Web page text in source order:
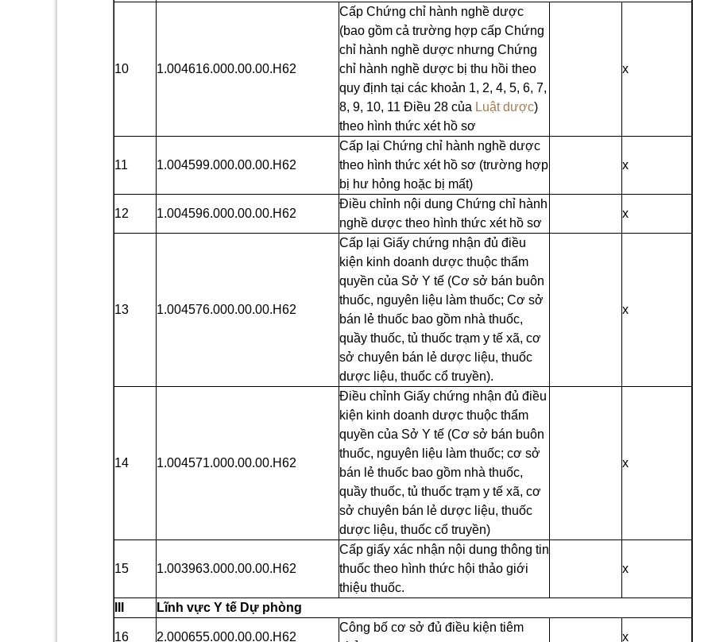
10 1.004616.000.00.00.H62
Cấp Chứng chỉ hành nghề dược
(bao gồm cả trường hợp cấp Chứng
chỉ hành nghề dược nhưng Chứng
chỉ hành nghề dược bị thu hồi theo
quy định tại các khoản 1, 2, 4, 5, 6, 7,
8, 9, 10, 11 Điều 28 của Luật dược)
theo hình thức xét hồ sơ
x
11 1.004599.000.00.00.H62
Cấp lại Chứng chỉ hành nghề dược
theo hình thức xét hồ sơ (trường hợp
bị hư hỏng hoặc bị mất)
x
12 1.004596.000.00.00.H62
Điều chỉnh nội dung Chứng chỉ hành
nghề dược theo hình thức xét hồ sơ
x
13 1.004576.000.00.00.H62
Cấp lại Giấy chứng nhận đủ điều
kiện kinh doanh dược thuộc thẩm
quyền của Sở Y tế (Cơ sở bán buôn
thuốc, nguyên liệu làm thuốc; Cơ sở
bán lẻ thuốc bao gồm nhà thuốc,
quầy thuốc, tủ thuốc trạm y tế xã, cơ
sở chuyên bán lẻ dược liệu, thuốc
dược liệu, thuốc cổ truyền).
x
14 1.004571.000.00.00.H62
Điều chỉnh Giấy chứng nhận đủ điều
kiện kinh doanh dược thuộc thẩm
quyền của Sở Y tế (Cơ sở bán buôn
thuốc, nguyên liệu làm thuốc; cơ sở
bán lẻ thuốc bao gồm nhà thuốc,
quầy thuốc, tủ thuốc trạm y tế xã, cơ
sở chuyên bán lẻ dược liệu, thuốc
dược liệu, thuốc cổ truyền)
x
15 1.003963.000.00.00.H62
Cấp giấy xác nhận nội dung thông tin
thuốc theo hình thức hội thảo giới
thiệu thuốc.
x
Lĩnh vực Y tế Dự phòng
16 2.000655.000.00.00.H62
Công bố cơ sở đủ điều kiện tiêm
x